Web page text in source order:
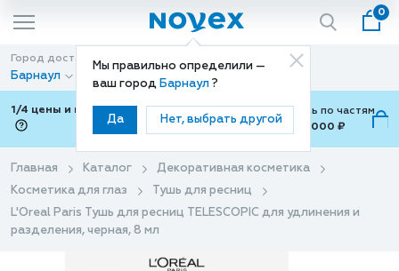
Мы правильно определили —
ваш город Барнаул ?
Да Нет, выбрать другой
0
Город доставки
Барнаул
Способ доставки
Доставка
1/4 цены и покупки ваши с Подели
Можно оплатить по частям
от 700 ₽ до 15,000 ₽
Главная Каталог
Декоративная косметика
Косметика для глаз
Тушь для ресниц
L'Oreal Paris Тушь для ресниц TELESCOPIC для удлинения и
разделения, черная, 8 мл